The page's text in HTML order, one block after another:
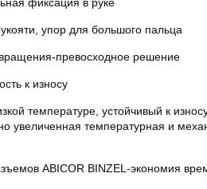
упор для большого пальца
превосходное решение
к износу
температуре, устойчивый к
увеличенная температурная и
ABICOR BINZEL-экономия